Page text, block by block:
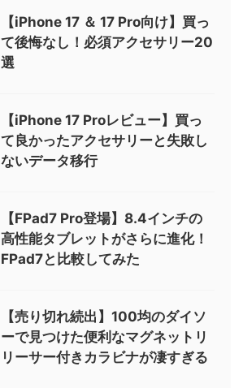
【iPhone 17 ＆ 17 Pro向け】買っ
て後悔なし！必須アクセサリー20
選
【iPhone 17 Proレビュー】買っ
て良かったアクセサリーと失敗し
ないデータ移行
【FPad7 Pro登場】8.4インチの
高性能タブレットがさらに進化！
FPad7と比較してみた
【売り切れ続出】100均のダイソ
ーで見つけた便利なマグネットリ
リーサー付きカラビナが凄すぎる